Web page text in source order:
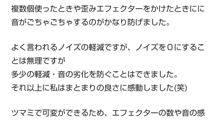
複数個使ったときや歪みエフェクターをかけたときにに
音がごちゃごちゃするのがかなり防げました。
よく言われるノイズの軽減ですが、ノイズを０にするこ
とは無理ですが
多少の軽減・音の劣化を防ぐことはできました。
それ以上に私はまとまりの良さに感動しました(笑)
ツマミで可変ができるため、エフェクターの数や音の感